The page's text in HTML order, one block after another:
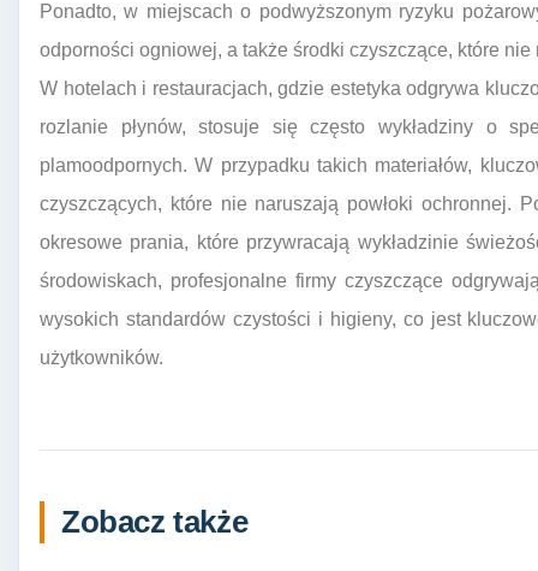
Ponadto, w miejscach o podwyższonym ryzyku
odporności ogniowej, a także środki czyszczące, które nie
W hotelach i restauracjach, gdzie estetyka odgrywa
rozlanie płynów, stosuje się często wykładziny o
plamoodpornych. W przypadku takich materiałów,
czyszczących, które nie naruszają powłoki ochronnej.
okresowe prania, które przywracają wykładzinie
środowiskach, profesjonalne firmy czyszczące
wysokich standardów czystości i higieny, co jest
użytkowników.
Zobacz także